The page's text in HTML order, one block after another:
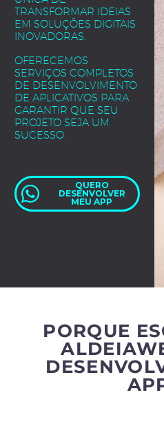
TRANSFORMAR IDEIAS
EM SOLUÇÕES DIGITAIS
INOVADORAS.
OFERECEMOS
SERVIÇOS COMPLETOS
DE DESENVOLVIMENTO
DE APLICATIVOS PARA
GARANTIR QUE SEU
PROJETO SEJA UM
SUCESSO.
QUERO
DESENVOLVER
MEU APP
PORQUE